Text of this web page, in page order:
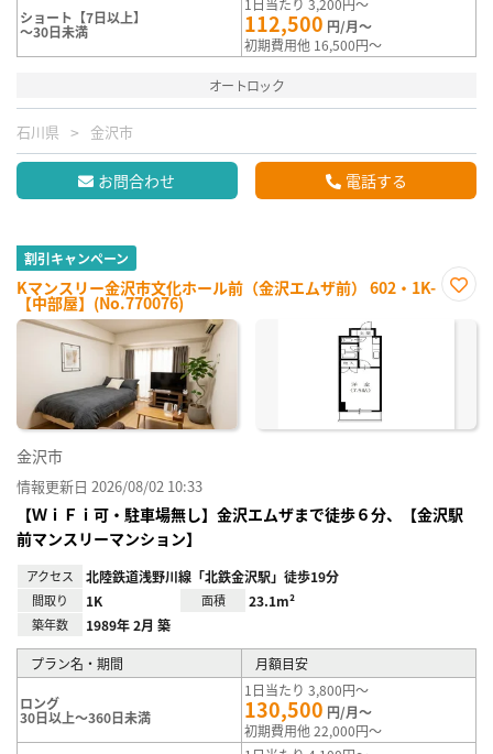
ショート【7日以上】
～30日未満 112,500 円/月～
初期費用他 16,500円～
オートロック
石川県 金沢市
お問合わせ 電話する
割引キャンペーン
Kマンスリー金沢市文化ホール前（金沢エムザ前） 602・1K-
【中部屋】(No.770076)
に入
金沢市
情報更新日 2026/08/02 10:33
【ＷｉＦｉ可・駐車場無し】金沢エムザまで徒歩６分、【金沢駅
前マンスリーマンション】
アクセス 北陸鉄道浅野川線「北鉄金沢駅」徒歩19分
間取り 1K 面積 23.1m²
築年数 1989年 2月 築
プラン名・期間 月額目安
ロング
30日以上～360日未満
1日当たり 3,800円～
130,500 円/月～
初期費用他 22,000円～